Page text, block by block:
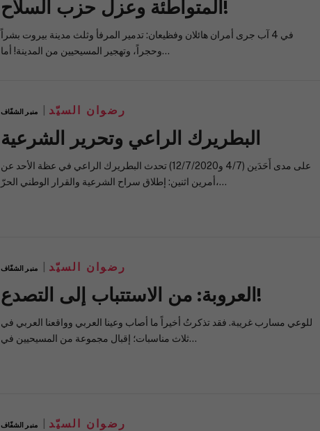
المتواطئة وعزل حزب السلاح!
في 4 آب جرى أمران هائلان وفظيعان: تدمير المرفأ وثلث مدينة بيروت بشراً
وحجراً، وتهجير المسيحيين من المدينة! أما…
منبر الشفّاف رضوان السيّد
البطريرك الراعي وتحرير الشرعية
على مدى أَحَدَين (4/7 و12/7/2020) تحدث البطريرك الراعي في عظة الأحد عن
أمرين اثنين: إطلاق سراح الشرعية والقرار الوطني الحرّ،…
منبر الشفّاف رضوان السيّد
العروبة: من الاستتباب إلى التصدع!
للوعي مسارب غريبة. فقد تذكرتُ أخيراً ما أصاب وعينا العربي وواقعنا العربي في
ثلاث مناسبات؛ إقبال مجموعة من المسيحيين في…
منبر الشفّاف رضوان السيّد